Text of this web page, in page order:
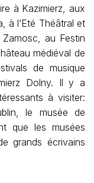
à Kazimierz, aux
à l’Eté Théâtral et
au Festin
médiéval de
de musique
Dolny. Il y a
à visiter:
le musée de
que les musées
grands écrivains